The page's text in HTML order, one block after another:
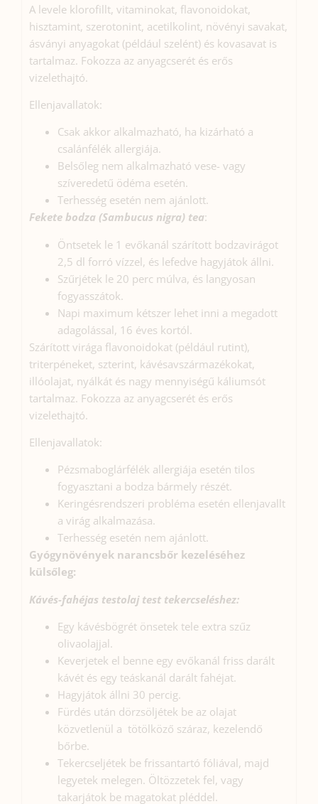
A levele klorofillt, vitaminokat, flavonoidokat,
hisztamint, szerotonint, acetilkolint, növényi savakat,
ásványi anyagokat (például szelént) és kovasavat is
tartalmaz. Fokozza az anyagcserét és erős
vizelethajtó.
Ellenjavallatok:
Csak akkor alkalmazható, ha kizárható a
csalánfélék allergiája.
Belsőleg nem alkalmazható vese- vagy
szíveredetű ödéma esetén.
Terhesség esetén nem ajánlott.
Fekete bodza (Sambucus nigra) tea:
Öntsetek le 1 evőkanál szárított bodzavirágot
2,5 dl forró vízzel, és lefedve hagyjátok állni.
Szűrjétek le 20 perc múlva, és langyosan
fogyasszátok.
Napi maximum kétszer lehet inni a megadott
adagolással, 16 éves kortól.
Szárított virága flavonoidokat (például rutint),
triterpéneket, szterint, kávésavszármazékokat,
illóolajat, nyálkát és nagy mennyiségű káliumsót
tartalmaz. Fokozza az anyagcserét és erős
vizelethajtó.
Ellenjavallatok:
Pézsmaboglárfélék allergiája esetén tilos
fogyasztani a bodza bármely részét.
Keringésrendszeri probléma esetén ellenjavallt
a virág alkalmazása.
Terhesség esetén nem ajánlott.
Gyógynövények narancsbőr kezeléséhez
külsőleg:
Kávés-fahéjas testolaj test tekercseléshez:
Egy kávésbögrét önsetek tele extra szűz
olivaolajjal.
Keverjetek el benne egy evőkanál friss darált
kávét és egy teáskanál darált fahéjat.
Hagyjátok állni 30 percig.
Fürdés után dörzsöljétek be az olajat
közvetlenül a tötölköző száraz, kezelendő
bőrbe.
Tekercseljétek be frissantartó fóliával, majd
legyetek melegen. Öltözzetek fel, vagy
takarjátok be magatokat pléddel.